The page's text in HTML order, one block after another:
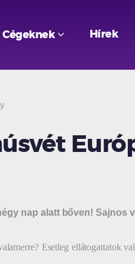
Cégeknek Hírek
nap alatt bőven! Sajnos
Esetleg ellátogattatok